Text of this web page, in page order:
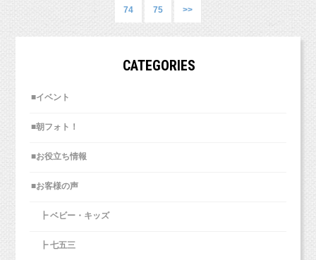
気になる記事しか読まないですよ、私は。
効果があるものもあるのかもしれませんが、
飲食店の広告くらいじゃないでしょうか？
食という生きるために毎日必要なこと）
広告枠を買ってもらうことであって、
その塾は、店舗向けの集客のための塾で
私は店舗を持っていたこと、
マーケティングの本を読んでいたことで
手の込んだ動画を作って載せ、
傘が好きなお子様は多いですから、
飽きてきて、ご機嫌が悪くなりかけた時の
お気軽にお問い合わせくださいね！
74 75 >>
CATEGORIES
■イベント
■朝フォト！
■お役立ち情報
■お客様の声
┣ ベビー・キッズ
┣ 七五三